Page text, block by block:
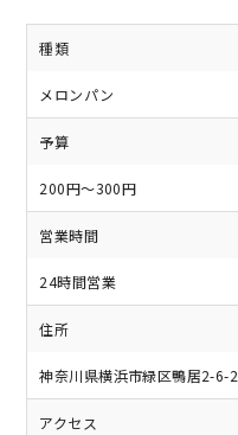
種類
メロンパン
予算
200円～300円
営業時間
24時間営業
住所
神奈川県横浜市緑区鴨居2-6-2
アクセス